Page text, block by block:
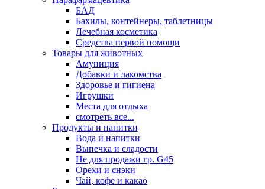
БАД
Бахилы, контейнеры, таблетницы
Лечебная косметика
Средства первой помощи
Товары для животных
Амуниция
Добавки и лакомства
Здоровье и гигиена
Игрушки
Места для отдыха
смотреть все...
Продукты и напитки
Вода и напитки
Выпечка и сладости
Не для продажи гр. G45
Орехи и снэки
Чай, кофе и какао